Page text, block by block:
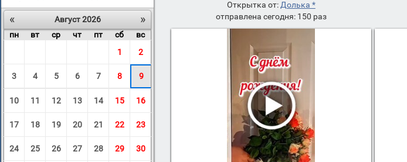
«
»
Август 2026
пн
вт ср чт пт сб
вс
1
2
3 4 5 6 7 8 9
10 11 12 13 14 15 16
17 18 19 20 21 22 23
24 25 26 27 28 29 30
Открытка от: Долька *
отправлена сегодня: 150 раз